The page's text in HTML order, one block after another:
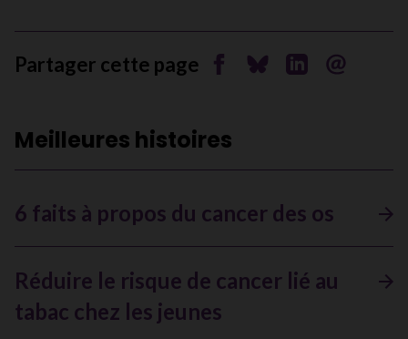
Partager cette page Partager sur Facebook
Partager sur Bluesky
Partager sur
Envoyer
Meilleures histoires
6 faits à propos du cancer des os
Réduire le risque de cancer lié au
tabac chez les jeunes